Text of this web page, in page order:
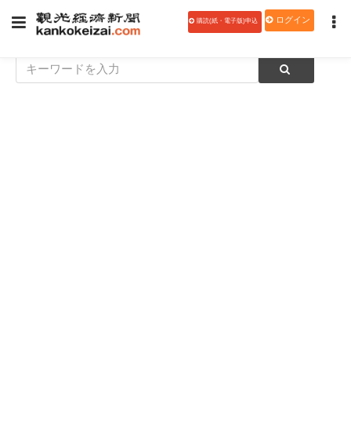
購読(紙・電子版)申込 ログイン